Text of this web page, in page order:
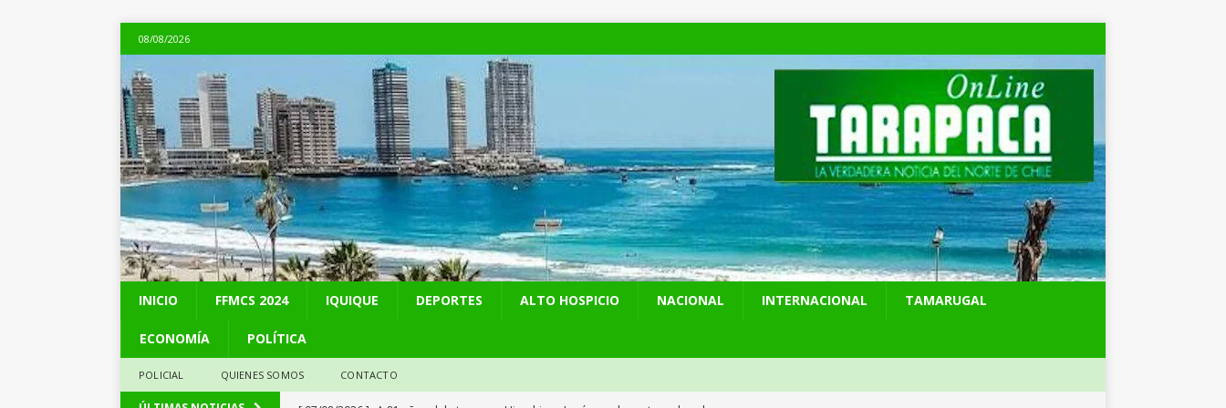
08/08/2026
INICIO FFMCS 2024 IQUIQUE DEPORTES ALTO HOSPICIO NACIONAL INTERNACIONAL TAMARUGAL
ECONOMÍA POLÍTICA
POLICIAL QUIENES SOMOS CONTACTO